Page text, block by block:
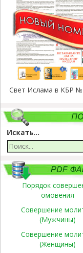
Свет Ислама в КБР
Искать...
Порядок
омовения
Совершение
(Мужчины)
Совершение
(Женщины)